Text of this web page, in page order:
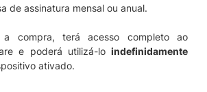
de assinatura mensal ou anual.
a compra, terá acesso completo ao
e poderá utilizá-lo indefinidamente
ativado.